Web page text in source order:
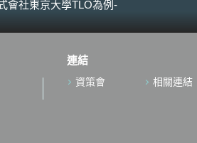
草案於2013年
日歐洲議會公
and Home
程順利預計
並於2016年生
資料保護規範
（European
案，並將無人機分
機無須任何形式的
者視線內且不得在
會社東京大學TLO為例-
連結
資策會 相關連結